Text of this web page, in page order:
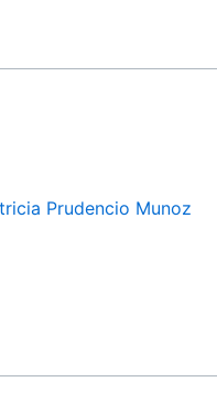
Prudencio Munoz